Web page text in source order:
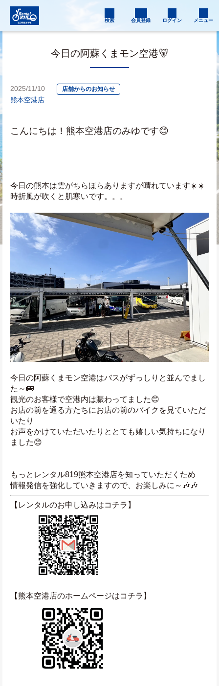
検索 会員登録 ログイン メニュー
今日の阿蘇くまモン空港🐻
2025/11/10 店舗からのお知らせ
熊本空港店
こんにちは！熊本空港店のみゆです😊
今日の熊本は雲がちらほらありますが晴れています☀️☀️
時折風が吹くと肌寒いです。。。
今日の阿蘇くまモン空港はバスがずっしりと並んでまし
た～🚌
観光のお客様で空港内は賑わってました😊
お店の前を通る方たちにお店の前のバイクを見ていただ
いたり
お声をかけていただいたりととても嬉しい気持ちになり
ました😊
もっとレンタル819熊本空港店を知っていただくため
情報発信を強化していきますので、お楽しみに～🎶🎶
【レンタルのお申し込みはコチラ】
【熊本空港店のホームページはコチラ】